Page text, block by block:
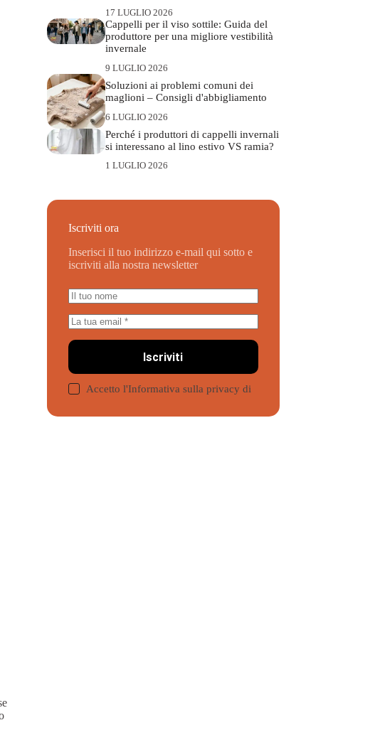
17 LUGLIO 2026
Cappelli per il viso sottile: Guida del
produttore per una migliore vestibilità
invernale
9 LUGLIO 2026
Soluzioni ai problemi comuni dei
maglioni – Consigli d'abbigliamento
6 LUGLIO 2026
Perché i produttori di cappelli invernali
si interessano al lino estivo VS ramia?
1 LUGLIO 2026
Iscriviti ora
Inserisci il tuo indirizzo e-mail qui sotto e
iscriviti alla nostra newsletter
Iscriviti
Accetto l'Informativa sulla privacy di